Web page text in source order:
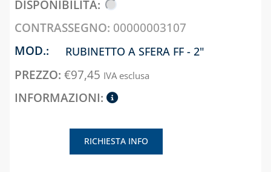
GUAINE
SPIRALATE
CORRUGATE,
ESTENSIBILI E
LEGHE SALDANTI
POMPE SCALDA
SIGILLANTI E
ACCESSORI PER
00000003107
RUBINETTO A SFERA FF - 2"
€97,45 IVA esclusa
RICHIESTA INFO